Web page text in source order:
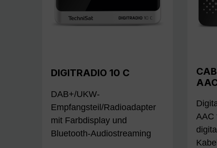
DIGITRADIO 10 C
DAB+/UKW-
Empfangsteil/Radioadapter
mit Farbdisplay und
Bluetooth-Audiostreaming
AAC